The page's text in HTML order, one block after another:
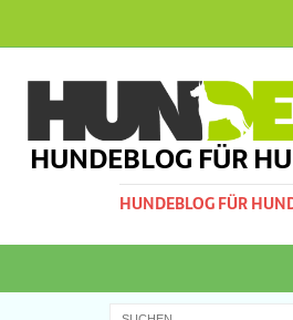
HUNDEBLOG FÜR
HUNDEBLOG FÜR